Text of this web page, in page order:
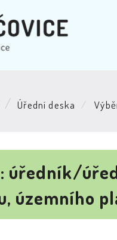
Úřední deska
úředník/
územního